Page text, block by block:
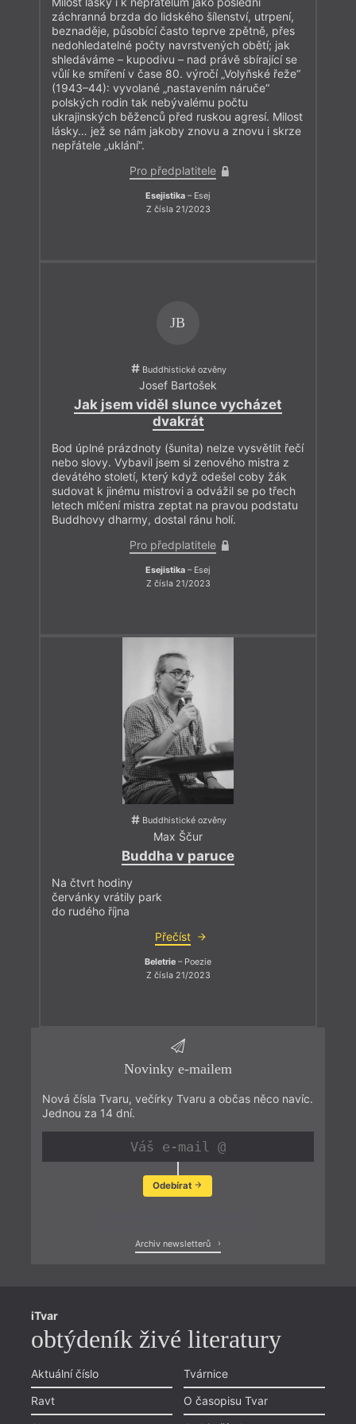
záchranná brzda do lidského šílenství, utrpení,
beznaděje, působící často teprve zpětně, přes
nedohledatelné počty navrstvených obětí; jak
shledáváme – kupodivu – nad právě sbírající se
vůlí ke smíření v čase 80. výročí „Volyňské řeže“
(1943–44): vyvolané „nastavením náruče“
polských rodin tak nebývalému počtu
ukrajinských běženců před ruskou agresí. Milost
lásky… jež se nám jakoby znovu a znovu i skrze
nepřátele „uklání“.
Pro předplatitele
Esejistika – Esej
Z čísla 21/2023
JB
Buddhistické ozvěny
Josef Bartošek
Jak jsem viděl slunce vycházet
dvakrát
Bod úplné prázdnoty (šunita) nelze vysvětlit řečí
nebo slovy. Vybavil jsem si zenového mistra z
devátého století, který když odešel coby žák
sudovat k jinému mistrovi a odvážil se po třech
letech mlčení mistra zeptat na pravou podstatu
Buddhovy dharmy, dostal ránu holí.
Pro předplatitele
Esejistika – Esej
Z čísla 21/2023
Buddhistické ozvěny
Max Ščur
Buddha v paruce
Na čtvrt hodiny
červánky vrátily park
do rudého října
Přečíst
Beletrie – Poezie
Z čísla 21/2023
Novinky e-mailem
Nová čísla Tvaru, večírky Tvaru a občas něco navíc.
Jednou za 14 dní.
Odebírat
Archiv newsletterů
iTvar
obtýdeník živé literatury
Aktuální číslo
Ravt
Tvárnice
O časopisu Tvar